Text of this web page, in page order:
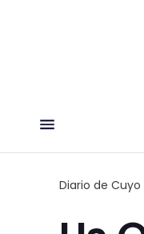
Diario de Cuyo